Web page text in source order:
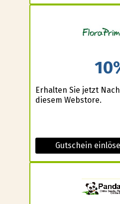
Erhalten Sie jetzt
diesem Webstore.
Gutschein